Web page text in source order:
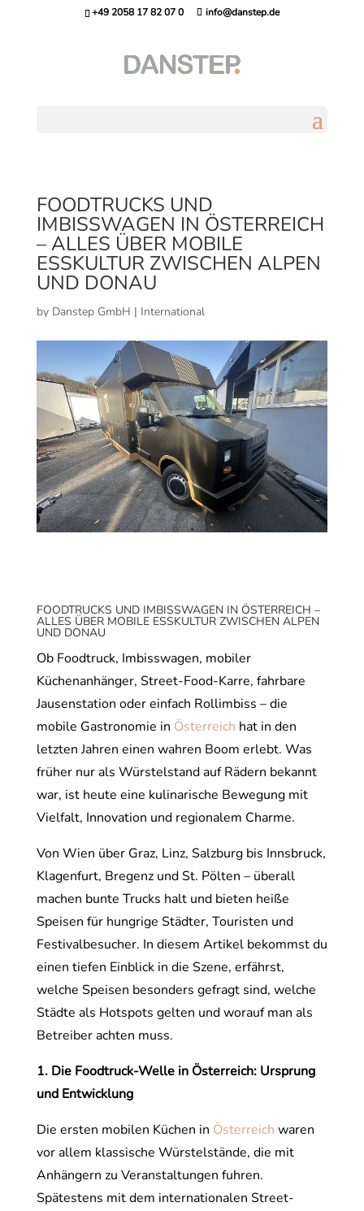
+49 2058 17 82 07 0 info@danstep.de
FOODTRUCKS UND
IMBISSWAGEN IN ÖSTERREICH
– ALLES ÜBER MOBILE
ESSKULTUR ZWISCHEN ALPEN
UND DONAU
by Danstep GmbH | International
FOODTRUCKS UND IMBISSWAGEN IN ÖSTERREICH –
ALLES ÜBER MOBILE ESSKULTUR ZWISCHEN ALPEN
UND DONAU
Ob Foodtruck, Imbisswagen, mobiler
Küchenanhänger, Street-Food-Karre, fahrbare
Jausenstation oder einfach Rollimbiss – die
mobile Gastronomie in Österreich hat in den
letzten Jahren einen wahren Boom erlebt. Was
früher nur als Würstelstand auf Rädern bekannt
war, ist heute eine kulinarische Bewegung mit
Vielfalt, Innovation und regionalem Charme.
Von Wien über Graz, Linz, Salzburg bis Innsbruck,
Klagenfurt, Bregenz und St. Pölten – überall
machen bunte Trucks halt und bieten heiße
Speisen für hungrige Städter, Touristen und
Festivalbesucher. In diesem Artikel bekommst du
einen tiefen Einblick in die Szene, erfährst,
welche Speisen besonders gefragt sind, welche
Städte als Hotspots gelten und worauf man als
Betreiber achten muss.
1. Die Foodtruck-Welle in Österreich: Ursprung
und Entwicklung
Die ersten mobilen Küchen in Österreich waren
vor allem klassische Würstelstände, die mit
Anhängern zu Veranstaltungen fuhren.
Spätestens mit dem internationalen Street-